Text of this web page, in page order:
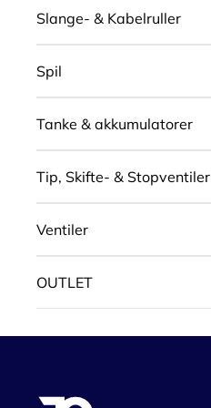
Slange- & Kabelruller
Spil
Tanke & akkumulatorer
Tip, Skifte- & Stopventiler
Ventiler
OUTLET